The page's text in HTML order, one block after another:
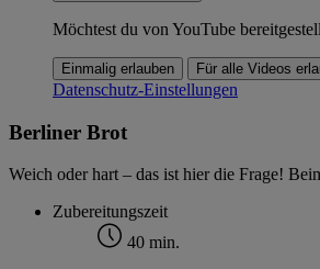
Möchtest du von YouTube
Einmalig erlauben Für alle Videos
Datenschutz-Einstellungen
Berliner Brot
Weich oder hart – das ist hier die Frage!
Zubereitungszeit
40 min.